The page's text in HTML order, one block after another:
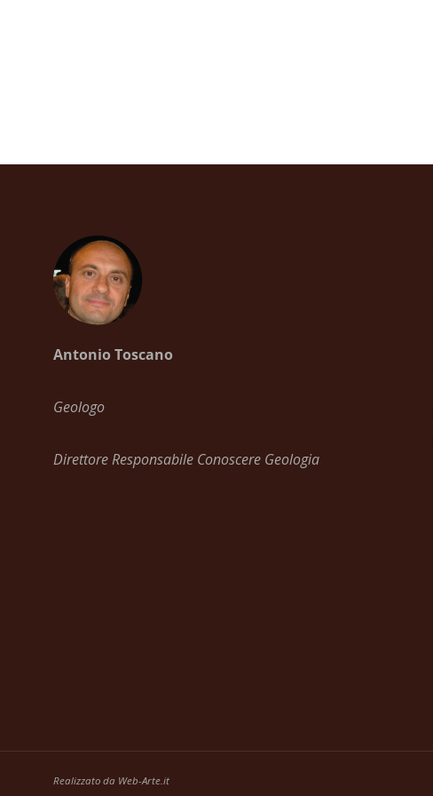
Antonio Toscano
Geologo
Direttore Responsabile Conoscere Geologia
Realizzato da Web-Arte.it